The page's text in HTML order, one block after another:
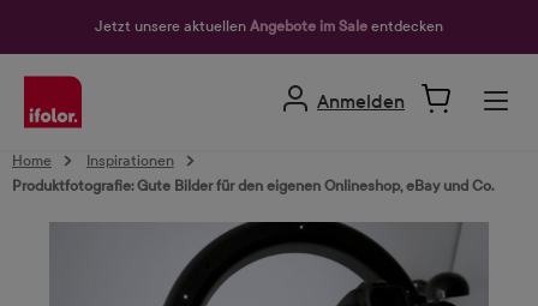
Jetzt unsere aktuellen Angebote im Sale entdecken
Anmelden
Home
Inspirationen
Produktfotografie: Gute Bilder für den eigenen Onlineshop, eBay und Co.